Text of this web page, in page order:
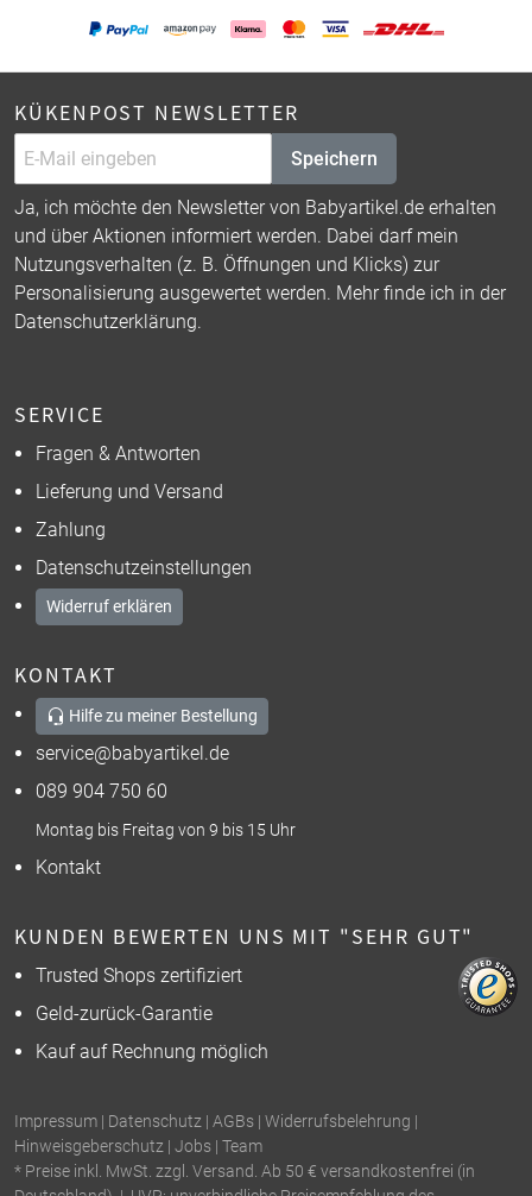
KÜKENPOST NEWSLETTER
Speichern
Ja, ich möchte den Newsletter von Babyartikel.de erhalten
und über Aktionen informiert werden. Dabei darf mein
Nutzungsverhalten (z. B. Öffnungen und Klicks) zur
Personalisierung ausgewertet werden. Mehr finde ich in der
Datenschutzerklärung.
SERVICE
Fragen & Antworten
Lieferung und Versand
Zahlung
Datenschutzeinstellungen
Widerruf erklären
KONTAKT
Hilfe zu meiner Bestellung
service@babyartikel.de
089 904 750 60
Montag bis Freitag von 9 bis 15 Uhr
Kontakt
KUNDEN BEWERTEN UNS MIT "SEHR GUT"
Trusted Shops zertifiziert
Geld-zurück-Garantie
Kauf auf Rechnung möglich
Impressum | Datenschutz | AGBs | Widerrufsbelehrung |
Hinweisgeberschutz | Jobs | Team
* Preise inkl. MwSt. zzgl. Versand. Ab 50 € versandkostenfrei (in